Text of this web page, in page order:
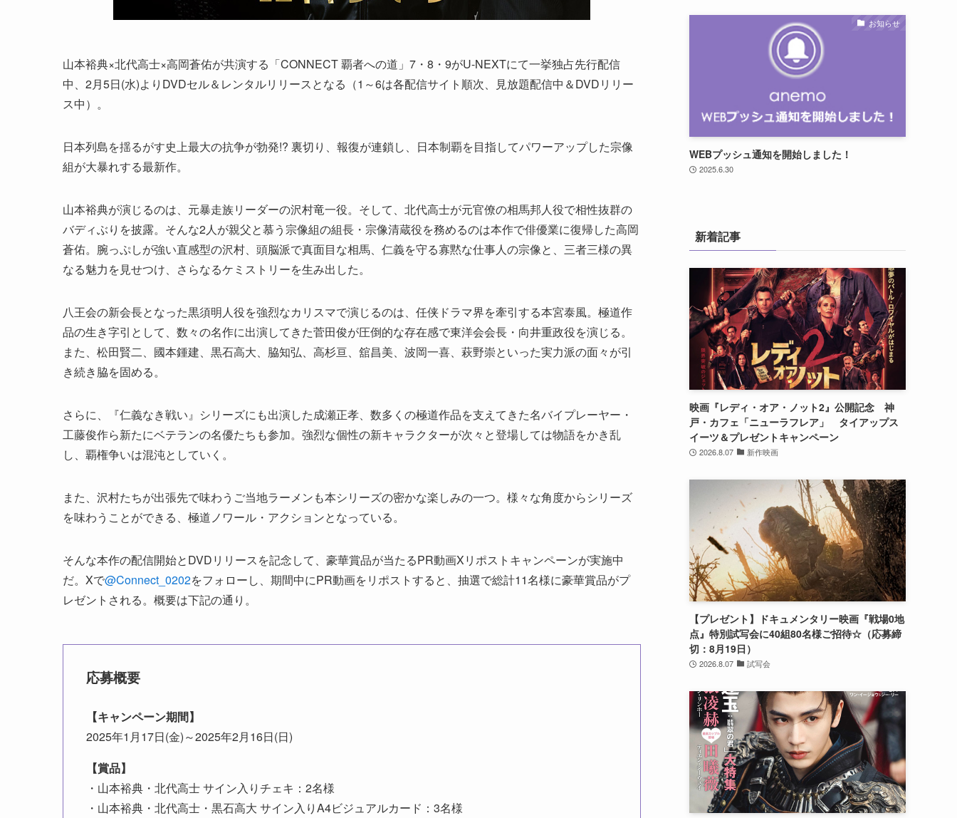
山本裕典×北代高士×高岡蒼佑が共演する「CONNECT 覇者への道」7・8・9がU-NEXTにて一挙独占先行配信
中、2月5日(水)よりDVDセル＆レンタルリリースとなる（1～6は各配信サイト順次、見放題配信中＆DVDリリー
ス中）。
日本列島を揺るがす史上最大の抗争が勃発!? 裏切り、報復が連鎖し、日本制覇を目指してパワーアップした宗像
組が大暴れする最新作。
山本裕典が演じるのは、元暴走族リーダーの沢村竜一役。そして、北代高士が元官僚の相馬邦人役で相性抜群の
バディぶりを披露。そんな2人が親父と慕う宗像組の組長・宗像清蔵役を務めるのは本作で俳優業に復帰した高岡
蒼佑。腕っぷしが強い直感型の沢村、頭脳派で真面目な相馬、仁義を守る寡黙な仕事人の宗像と、三者三様の異
なる魅力を見せつけ、さらなるケミストリーを生み出した。
八王会の新会長となった黒須明人役を強烈なカリスマで演じるのは、任侠ドラマ界を牽引する本宮泰風。極道作
品の生き字引として、数々の名作に出演してきた菅田俊が圧倒的な存在感で東洋会会長・向井重政役を演じる。
また、松田賢二、國本鍾建、黒石高大、脇知弘、高杉亘、舘昌美、波岡一喜、萩野崇といった実力派の面々が引
き続き脇を固める。
さらに、『仁義なき戦い』シリーズにも出演した成瀬正孝、数多くの極道作品を支えてきた名バイプレーヤー・
工藤俊作ら新たにベテランの名優たちも参加。強烈な個性の新キャラクターが次々と登場しては物語をかき乱
し、覇権争いは混沌としていく。
また、沢村たちが出張先で味わうご当地ラーメンも本シリーズの密かな楽しみの一つ。様々な角度からシリーズ
を味わうことができる、極道ノワール・アクションとなっている。
そんな本作の配信開始とDVDリリースを記念して、豪華賞品が当たるPR動画Xリポストキャンペーンが実施中
だ。Xで@Connect_0202をフォローし、期間中にPR動画をリポストすると、抽選で総計11名様に豪華賞品がプ
レゼントされる。概要は下記の通り。
応募概要
【キャンペーン期間】
2025年1月17日(金)～2025年2月16日(日)
【賞品】
・山本裕典・北代高士 サイン入りチェキ：2名様
・山本裕典・北代高士・黒石高大 サイン入りA4ビジュアルカード：3名様
お知らせ
WEBプッシュ通知を開始しました！
2025.6.30
新着記事
映画『レディ・オア・ノット2』公開記念 神
戸・カフェ「ニューラフレア」 タイアップス
イーツ＆プレゼントキャンペーン
2026.8.07 新作映画
【プレゼント】ドキュメンタリー映画『戦場0地
点』特別試写会に40組80名様ご招待☆（応募締
切：8月19日）
2026.8.07 試写会